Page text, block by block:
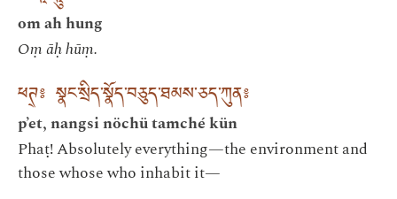
om ah hung
Oṃ āḥ hūṃ.
ཕཊ྄༔ སྣང་སྲིད་སྣོད་བཅུད་ཐམས་ཅད་ཀུན༔
p’et, nangsi nöchü tamché kün
Phaṭ! Absolutely everything—the environment and
those whose who inhabit it—